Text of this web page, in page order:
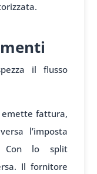
il flusso
emette fattura,
l’imposta
Con lo split
Il fornitore